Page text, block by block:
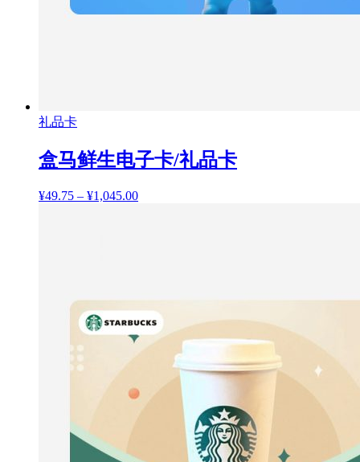
礼品卡
盒马鲜生电子卡/礼品卡
¥49.75 – ¥1,045.00